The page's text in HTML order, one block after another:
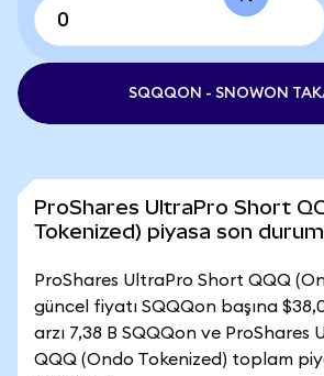
SQQQON - SNOWON
ProShares UltraPro Short
Tokenized) piyasa son
ProShares UltraPro Short QQQ
güncel fiyatı SQQQon başına
arzı 7,38 B SQQQon ve ProShares
QQQ (Ondo Tokenized) toplam